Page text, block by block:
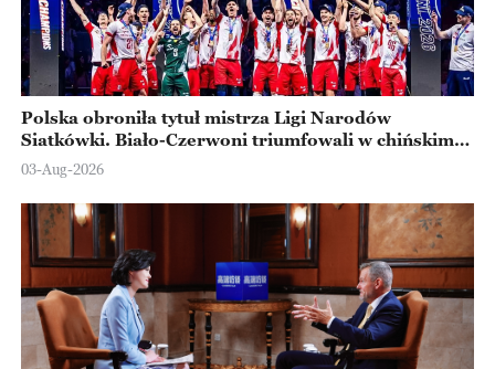
Polska obroniła tytuł mistrza Ligi Narodów
Siatkówki. Biało-Czerwoni triumfowali w chińskim
Ningbo
03-Aug-2026